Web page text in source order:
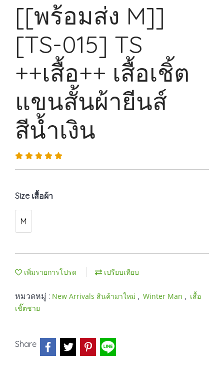
[[พร้อมส่ง M]]
[TS-015] TS
++เสื้อ++ เสื้อเชิ้ต
แขนสั้นผ้ายีนส์
สีน้ำเงิน
Size เสื้อผ้า
M
เพิ่มรายการโปรด เปรียบเทียบ
หมวดหมู่ : New Arrivals สินค้ามาใหม่ , Winter Man , เสื้อ
เชิ๊ตชาย
Share